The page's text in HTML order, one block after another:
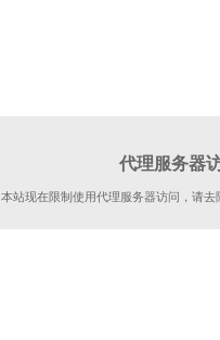
代理服务器
本站现在限制使用代理服务器访问，请去